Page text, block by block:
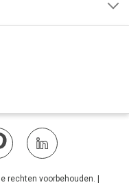
rechten voorbehouden.